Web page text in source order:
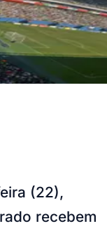
(22),
recebem